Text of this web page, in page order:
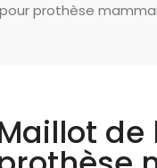
prothèse
de